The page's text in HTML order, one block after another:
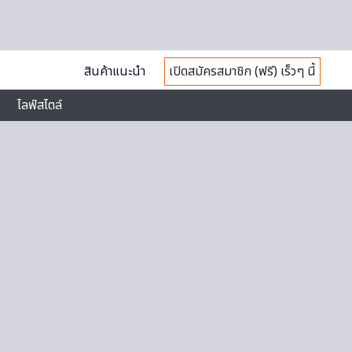
สินค้าแนะนำ
เปิดสมัครสมาชิก (ฟรี) เร็วๆ นี้
ไลฟ์สไตล์